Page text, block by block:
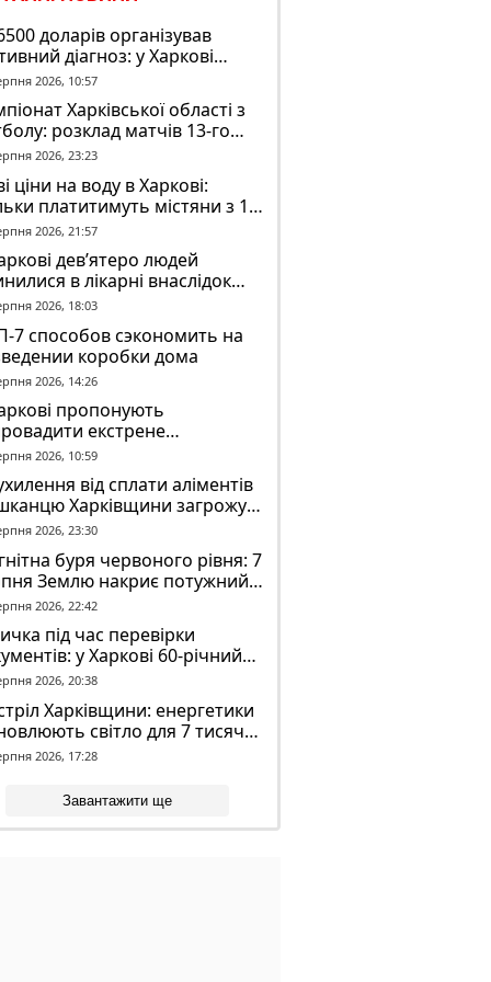
доларів організував
діагноз: у Харкові
про підозру
психлікарні
2026, 10:57
Харківської області з
розклад матчів 13-го
на 8 серпня
2026, 23:23
ціни на воду в Харкові:
платитимуть містяни з 1
2026, 21:57
дев’ятеро людей
в лікарні внаслідок
з автобусом
2026, 18:03
7 способов сэкономить на
коробки дома
2026, 14:26
пропонують
екстрене
в трамваях і
2026, 10:59
від сплати аліментів
Харківщини загрожує
років обмеження волі
2026, 23:30
буря червоного рівня: 7
Землю накриє потужний
шторм
2026, 22:42
під час перевірки
у Харкові 60-річний
постраждав у конфлікті з
2026, 20:38
Харківщини: енергетики
світло для 7 тисяч
2026, 17:28
Завантажити ще